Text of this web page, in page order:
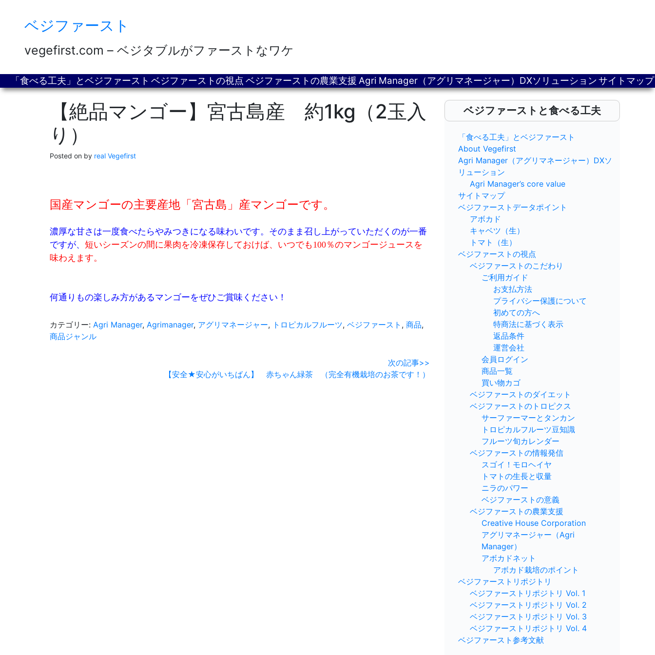
ベジファースト
vegefirst.com – ベジタブルがファーストなワケ
「食べる工夫」とベジファースト ベジファーストの視点 ベジファーストの農業支援 Agri Manager（アグリマネージャー）DXソリューションサイトマップ
【絶品マンゴー】宮古島産 約1kg（2玉入
り）
Posted on by real Vegefirst
国産マンゴーの主要産地「宮古島」産マンゴーです。
濃厚な甘さは一度食べたらやみつきになる味わいです。そのまま召し上がっていただくのが一番
ですが、 短いシーズンの間に果肉を冷凍保存しておけば、いつでも100％のマンゴージュースを
味わえます。
何通りもの楽しみ方があるマンゴーをぜひご賞味ください！
カテゴリー: Agri Manager, Agrimanager, アグリマネージャー, トロピカルフルーツ, ベジファースト , 商品,
商品ジャンル
次の記事>>
【安全★安心がいちばん】 赤ちゃん緑茶 （完全有機栽培のお茶です！）
ベジファーストと食べる工夫
「食べる工夫」とベジファースト
About Vegefirst
Agri Manager（アグリマネージャー）DXソ
リューション
Agri Manager’s core value
サイトマップ
ベジファーストデータポイント
アボカド
キャベツ（生）
トマト（生）
ベジファーストの視点
ベジファーストのこだわり
ご利用ガイド
お支払方法
プライバシー保護について
初めての方へ
特商法に基づく表示
返品条件
運営会社
会員ログイン
商品一覧
買い物カゴ
ベジファーストのダイエット
ベジファーストのトロピクス
サーファーマーとタンカン
トロピカルフルーツ豆知識
フルーツ旬カレンダー
ベジファーストの情報発信
スゴイ！モロヘイヤ
トマトの生長と収量
ニラのパワー
ベジファーストの意義
ベジファーストの農業支援
Creative House Corporation
アグリマネージャー（Agri
Manager）
アボカドネット
アボカド栽培のポイント
ベジファーストリポジトリ
ベジファーストリポジトリ Vol. 1
ベジファーストリポジトリ Vol. 2
ベジファーストリポジトリ Vol. 3
ベジファーストリポジトリ Vol. 4
ベジファースト参考文献